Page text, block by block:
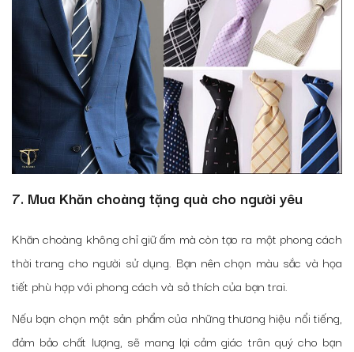
7. Mua Khăn choàng tặng quà cho người yêu
Khăn choàng không chỉ giữ ấm mà còn tạo ra một phong cách
thời trang cho người sử dụng. Bạn nên chọn màu sắc và họa
tiết phù hợp với phong cách và sở thích của bạn trai.
Nếu bạn chọn một sản phẩm của những thương hiệu nổi tiếng,
đảm bảo chất lượng, sẽ mang lại cảm giác trân quý cho bạn